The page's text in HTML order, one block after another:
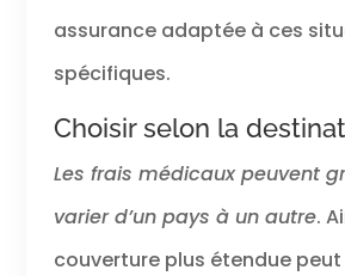
assurance adaptée à ces
spécifiques.
Choisir selon la
Les frais médicaux peuvent
varier d’un pays à un autre.
couverture plus étendue